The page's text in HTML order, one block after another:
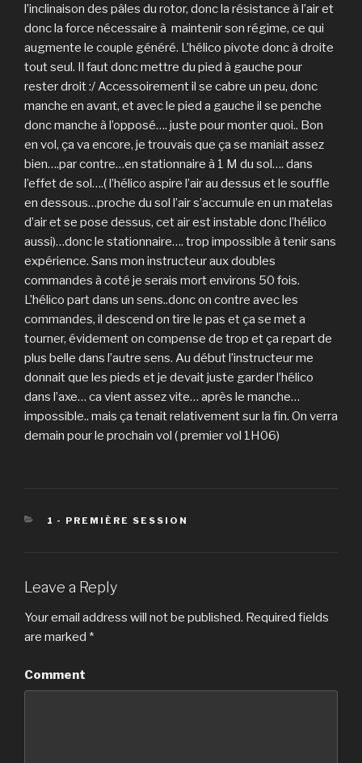
l’inclinaison des pâles du rotor, donc la résistance à l’air et
donc la force nécessaire à maintenir son régime, ce qui
augmente le couple généré. L’hélico pivote donc à droite
tout seul. Il faut donc mettre du pied à gauche pour
rester droit :/ Accessoirement il se cabre un peu, donc
manche en avant, et avec le pied a gauche il se penche
donc manche à l’opposé…. juste pour monter quoi.. Bon
en vol, ça va encore, je trouvais que ça se maniait assez
bien….par contre…en stationnaire à 1 M du sol…. dans
l’effet de sol….( l’hélico aspire l’air au dessus et le souffle
en dessous…proche du sol l’air s’accumule en un matelas
d’air et se pose dessus, cet air est instable donc l’hélico
aussi)…donc le stationnaire…. trop impossible à tenir sans
expérience. Sans mon instructeur aux doubles
commandes à coté je serais mort environs 50 fois.
L’hélico part dans un sens..donc on contre avec les
commandes, il descend on tire le pas et ça se met a
tourner, évidement on compense de trop et ça repart de
plus belle dans l’autre sens. Au début l’instructeur me
donnait que les pieds et je devait juste garder l’hélico
dans l’axe… ca vient assez vite… après le manche…
impossible.. mais ça tenait relativement sur la fin. On verra
demain pour le prochain vol ( premier vol 1H06)
CATEGORIES
1 - PREMIÈRE SESSION
Leave a Reply
Your email address will not be published. Required fields
are marked *
Comment